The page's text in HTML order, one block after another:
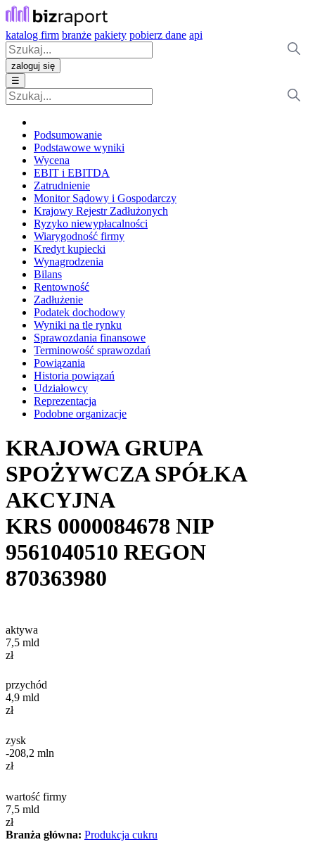
katalog firm branże pakiety pobierz dane api
zaloguj się
☰
Podsumowanie
Podstawowe wyniki
Wycena
EBIT i EBITDA
Zatrudnienie
Monitor Sądowy i Gospodarczy
Krajowy Rejestr Zadłużonych
Ryzyko niewypłacalności
Wiarygodność firmy
Kredyt kupiecki
Wynagrodzenia
Bilans
Rentowność
Zadłużenie
Podatek dochodowy
Wyniki na tle rynku
Sprawozdania finansowe
Terminowość sprawozdań
Powiązania
Historia powiązań
Udziałowcy
Reprezentacja
Podobne organizacje
KRAJOWA GRUPA
SPOŻYWCZA SPÓŁKA
AKCYJNA
KRS 0000084678 NIP
9561040510 REGON
870363980
aktywa
7,5 mld
zł
przychód
4,9 mld
zł
zysk
-208,2 mln
zł
wartość firmy
7,5 mld
zł
Branża główna: Produkcja cukru